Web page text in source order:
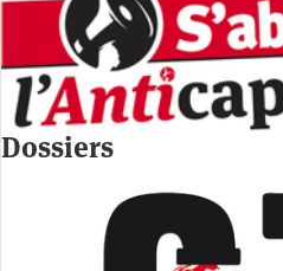
Dossiers